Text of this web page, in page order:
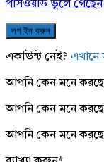
পাসওয়ার্ড ভুলে
একাউন্ট নেই?
আপনি কেন মনে করছেন
আপনি কেন মনে
আপনি কেন মনে